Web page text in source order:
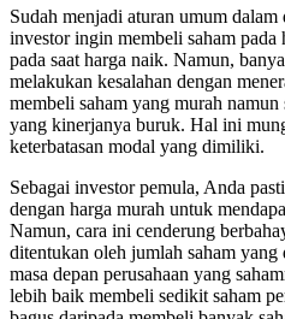
Sudah menjadi aturan umum
investor ingin membeli saham pada
pada saat harga naik. Namun,
melakukan kesalahan dengan
membeli saham yang murah namun
yang kinerjanya buruk. Hal ini
keterbatasan modal yang dimiliki.
Sebagai investor pemula, Anda
dengan harga murah untuk
Namun, cara ini cenderung
ditentukan oleh jumlah saham
masa depan perusahaan yang
lebih baik membeli sedikit saham